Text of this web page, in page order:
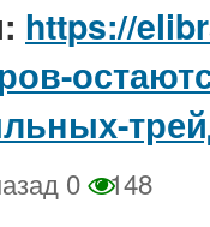
https://
0 148